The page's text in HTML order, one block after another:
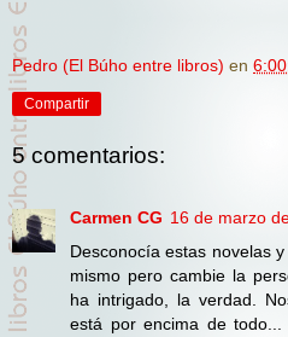
Pedro (El Búho entre libros) en
Compartir
5 comentarios:
Carmen CG 16 de marzo
Desconocía estas novelas
mismo pero cambie la
ha intrigado, la verdad.
está por encima de